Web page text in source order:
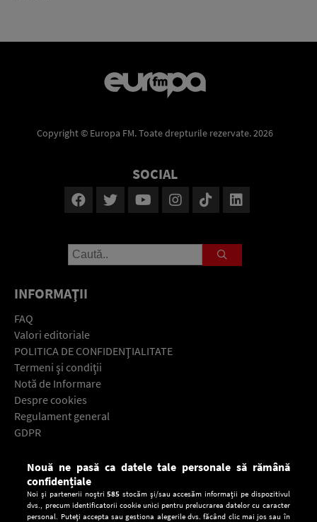
Copyright © Europa FM. Toate drepturile rezervate. 2026
SOCIAL
INFORMAŢII
FAQ
Valori editoriale
POLITICA DE CONFIDENŢIALITATE
Termeni şi condiţii
Notă de Informare
Despre cookies
Regulament general
GDPR
Descarcă gratuit aplicaţia Europa FM pentru smartphone:
Nouă ne pasă ca datele tale personale să rămână
confidențiale
Noi și partenerii noștri585 stocăm și/sau accesăm informații pe dispozitivul
dvs., precum identificatorii cookie unici pentru prelucrarea datelor cu caracter
personal. Puteți accepta sau gestiona alegerile dvs. făcând clic mai jos sau în